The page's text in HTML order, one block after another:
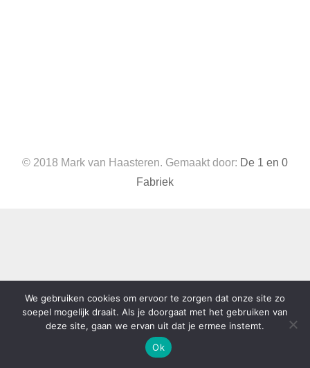
© 2018 Mark van Haasteren. Gemaakt door: De 1 en 0
Fabriek
We gebruiken cookies om ervoor te zorgen dat onze site zo
soepel mogelijk draait. Als je doorgaat met het gebruiken van
deze site, gaan we ervan uit dat je ermee instemt.
Ok